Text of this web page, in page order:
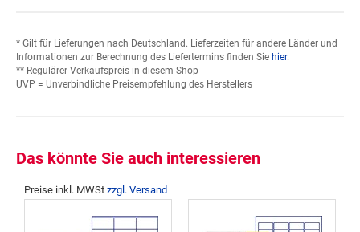
* Gilt für Lieferungen nach Deutschland. Lieferzeiten für andere Länder und
Informationen zur Berechnung des Liefertermins finden Sie hier.
** Regulärer Verkaufspreis in diesem Shop
UVP = Unverbindliche Preisempfehlung des Herstellers
Das könnte Sie auch interessieren
Preise inkl. MWSt zzgl. Versand